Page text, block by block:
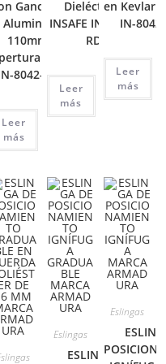
¾
Ganchos en
Aluminio de
110mm de
INSAFE
8042-R-ESP
Leer
más
Dieléctrica
INSAFE IN-8042-
RD
Leer
más
en Kevlar
IN-
Leer
más
Eslingas
ESLINGA DE
Eslingas